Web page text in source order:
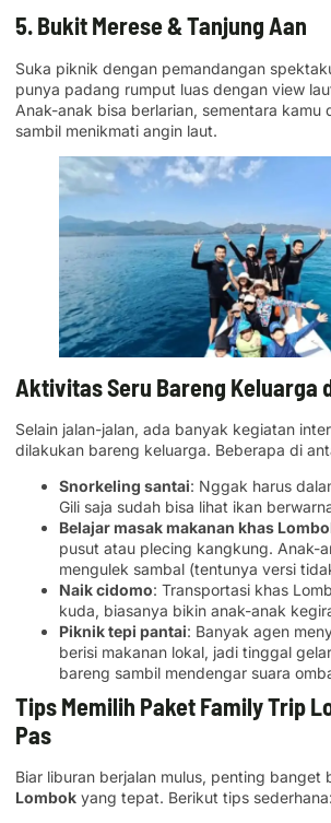
5. Bukit Merese & Tanjung Aan
Suka piknik dengan pemandangan
punya padang rumput luas dengan view
Anak-anak bisa berlarian, sementara kamu
sambil menikmati angin laut.
Aktivitas Seru Bareng Keluarga
Selain jalan-jalan, ada banyak kegiatan
dilakukan bareng keluarga. Beberapa di
Snorkeling santai: Nggak harus
Gili saja sudah bisa lihat ikan
Belajar masak makanan khas
pusut atau plecing kangkung. Anak-
mengulek sambal (tentunya versi
Naik cidomo: Transportasi khas
kuda, biasanya bikin anak-anak
Piknik tepi pantai: Banyak agen
berisi makanan lokal, jadi tinggal
bareng sambil mendengar suara
Tips Memilih Paket Family Trip
Pas
Biar liburan berjalan mulus, penting banget
Lombok yang tepat. Berikut tips sederhana: